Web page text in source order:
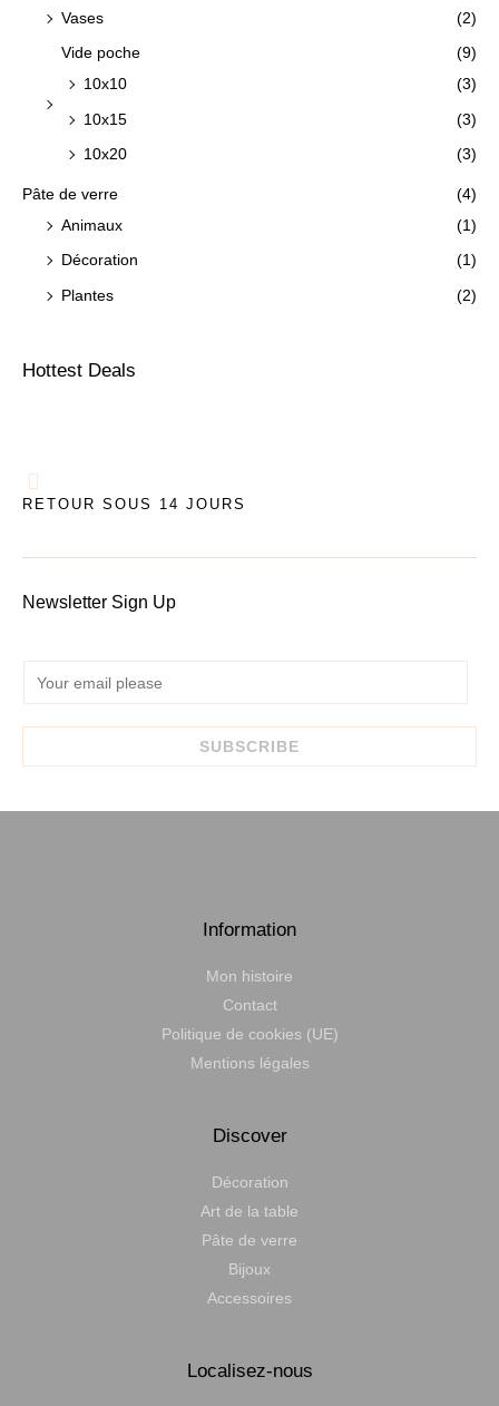
Vases
(2)
Vide poche
(9)
10x10
(3)
10x15
(3)
10x20
(3)
Pâte de verre
(4)
Animaux
(1)
Décoration
(1)
Plantes
(2)
Hottest Deals
RETOUR SOUS 14 JOURS
Newsletter Sign Up
m
a
SUBSCRIBE
Information
Mon histoire
Contact
Politique de cookies (UE)
Mentions légales
Discover
Décoration
Art de la table
Pâte de verre
Bijoux
Accessoires
Localisez-nous